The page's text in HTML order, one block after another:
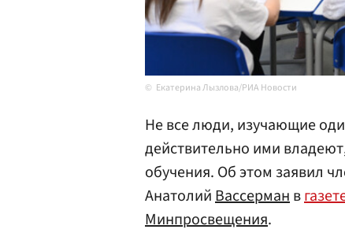
Екатерина Лызлова/РИА Новости
Не все люди, изучающие
действительно ими
обучения. Об этом заявил
АнатолийВассерманв
Минпросвещения.